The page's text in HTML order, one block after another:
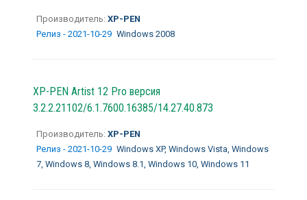
Производитель: XP-PEN
Релиз - 2021-10-29 Windows 2008
XP-PEN Artist 12 Pro версия
3.2.2.21102/6.1.7600.16385/14.27.40.873
Производитель: XP-PEN
Релиз - 2021-10-29 Windows XP, Windows Vista, Windows
7, Windows 8, Windows 8.1, Windows 10, Windows 11